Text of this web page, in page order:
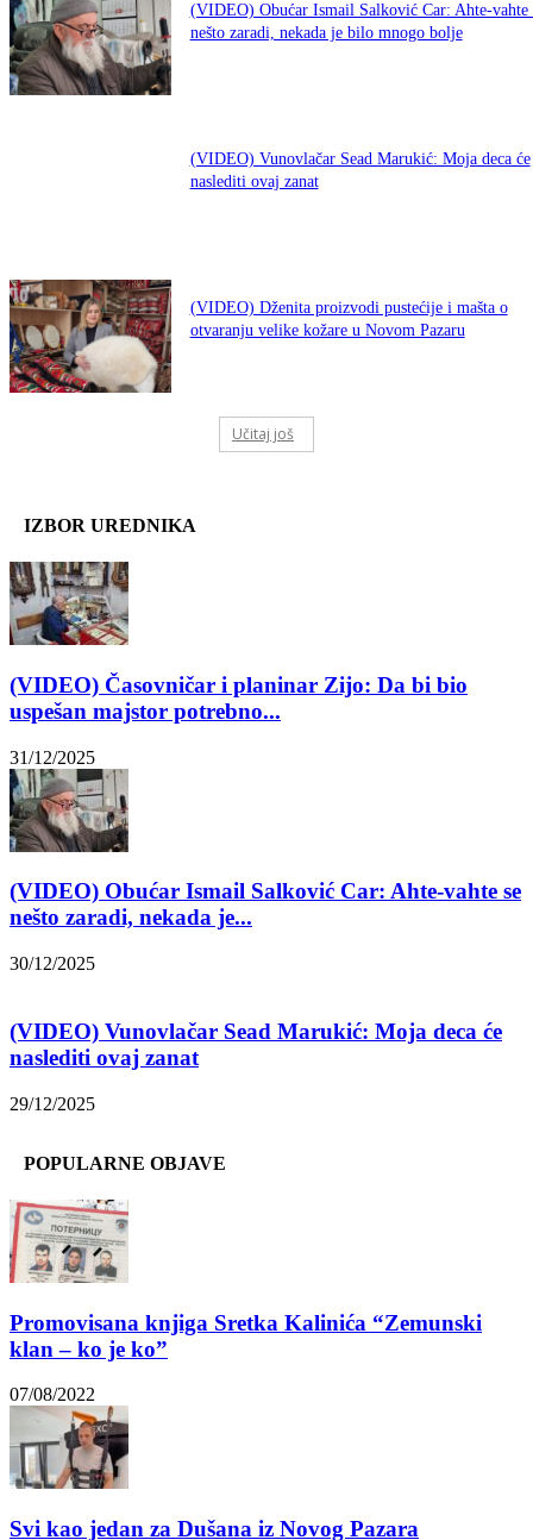
(VIDEO) Obućar Ismail Salković Car: Ahte-vahte
nešto zaradi, nekada je bilo mnogo bolje
(VIDEO) Vunovlačar Sead Marukić: Moja deca će
naslediti ovaj zanat
(VIDEO) Dženita proizvodi pustećije i mašta o
otvaranju velike kožare u Novom Pazaru
Učitaj još
IZBOR UREDNIKA
(VIDEO) Časovničar i planinar Zijo: Da bi bio
uspešan majstor potrebno...
31/12/2025
(VIDEO) Obućar Ismail Salković Car: Ahte-vahte se
nešto zaradi, nekada je...
30/12/2025
(VIDEO) Vunovlačar Sead Marukić: Moja deca će
naslediti ovaj zanat
29/12/2025
POPULARNE OBJAVE
Promovisana knjiga Sretka Kalinića “Zemunski
klan – ko je ko”
07/08/2022
Svi kao jedan za Dušana iz Novog Pazara